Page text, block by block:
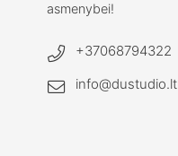
asmenybei!
+37068794322
info@dustudio.lt